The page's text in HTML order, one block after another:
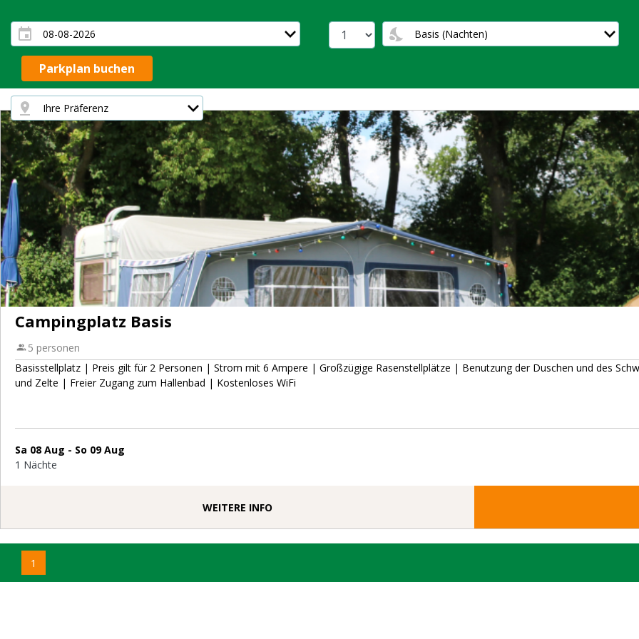
Parkplan buchen
Campingplatz Basis
5 personen
Basisstellplatz | Preis gilt für 2 Personen | Strom mit 6 Ampere | Großzügige Rasenstellplätze | Benutzung der Duschen und des
und Zelte | Freier Zugang zum Hallenbad | Kostenloses WiFi
Sa 08 Aug - So 09 Aug
1 Nächte
WEITERE INFO
1